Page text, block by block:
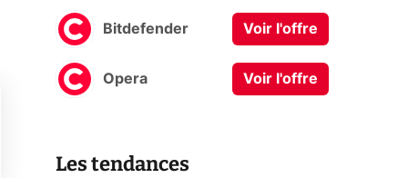
Bitdefender Voir l'offre
Opera Voir l'offre
Les tendances